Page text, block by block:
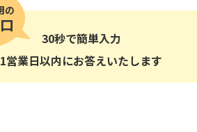
30秒で簡単入力
1営業日以内にお答えいたします